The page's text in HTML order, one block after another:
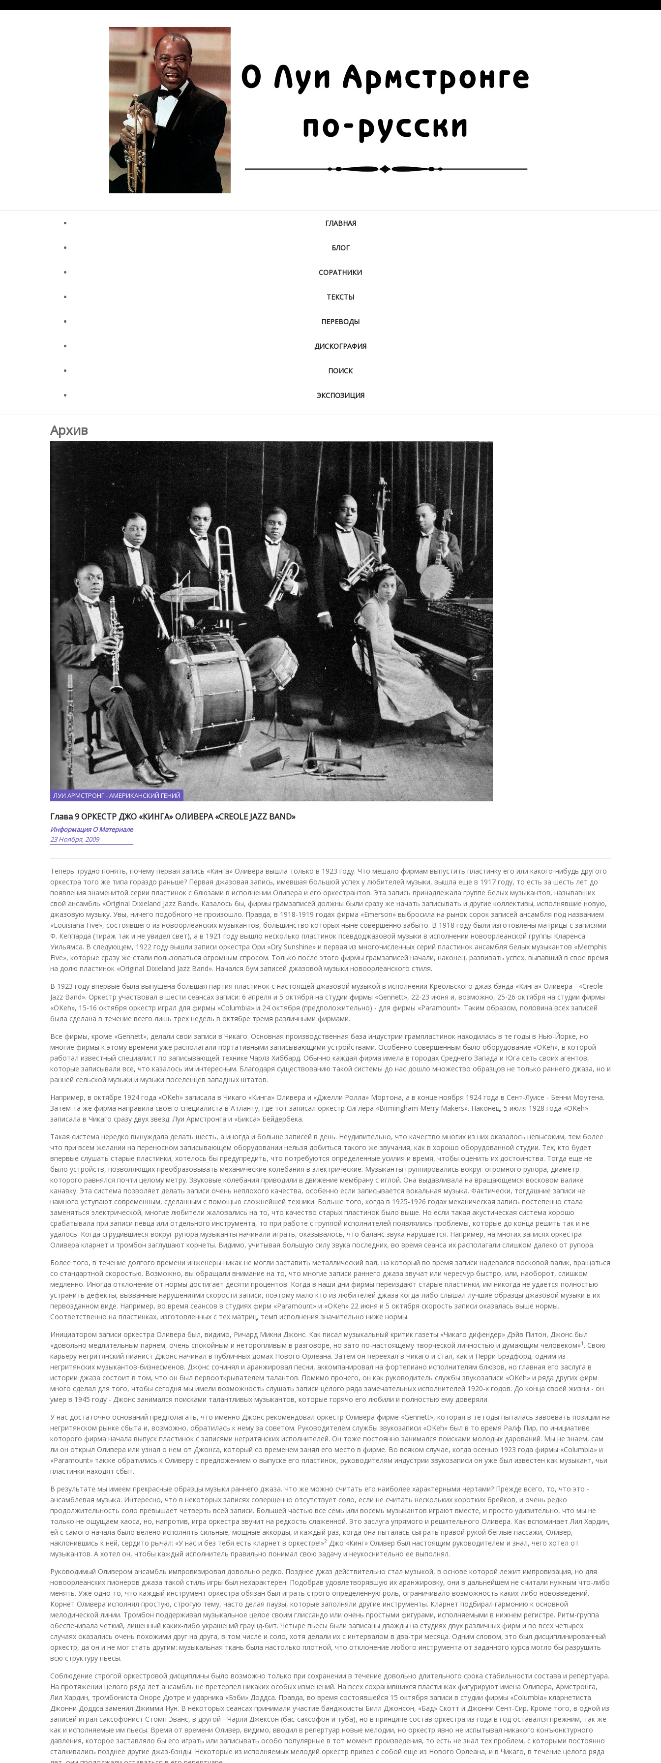
ГЛАВНАЯ
БЛОГ
СОРАТНИКИ
ТЕКСТЫ
ПЕРЕВОДЫ
ДИСКОГРАФИЯ
ПОИСК
ЭКСПОЗИЦИЯ
Архив
ЛУИ АРМСТРОНГ - АМЕРИКАНСКИЙ ГЕНИЙ
Глава 9 ОРКЕСТР ДЖО «КИНГА» ОЛИВЕРА «CREOLE JAZZ BAND»
Информация О Материале
23 Ноября, 2009
Теперь трудно понять, почему первая запись «Кинга» Оливера вышла только в 1923 году. Что мешало фирмам выпустить пластинку его или какого-нибудь другого
оркестра того же типа гораздо раньше? Первая джазовая запись, имевшая большой успех у любителей музыки, вышла еще в 1917 году, то есть за шесть лет до
появления знаменитой серии пластинок с блюзами в исполнении Оливера и его оркестрантов. Эта запись принадлежала группе белых музыкантов, называвших
свой ансамбль «Original Dixieland Jazz Band». Казалось бы, фирмы грамзаписей должны были сразу же начать записывать и другие коллективы, исполнявшие новую,
джазовую музыку. Увы, ничего подобного не произошло. Правда, в 1918-1919 годах фирма «Emerson» выбросила на рынок сорок записей ансамбля под названием
«Louisiana Five», состоявшего из новоорлеанских музыкантов, большинство которых ныне совершенно забыто. В 1918 году были изготовлены матрицы с записями
Ф. Кеппарда (тираж так и не увидел свет), а в 1921 году вышло несколько пластинок псевдоджазовой музыки в исполнении новоорлеанской группы Кларенса
Уильямса. В следующем, 1922 году вышли записи оркестра Ори «Ory Sunshine» и первая из многочисленных серий пластинок ансамбля белых музыкантов «Memphis
Five», которые сразу же стали пользоваться огромным спросом. Только после этого фирмы грамзаписей начали, наконец, развивать успех, выпавший в свое время
на долю пластинок «Original Dixieland Jazz Band». Начался бум записей джазовой музыки новоорлеанского стиля.
В 1923 году впервые была выпущена большая партия пластинок с настоящей джазовой музыкой в исполнении Креольского джаз-бэнда «Кинга» Оливера - «Creole
Jazz Band». Оркестр участвовал в шести сеансах записи: 6 апреля и 5 октября на студии фирмы «Gennett», 22-23 июня и, возможно, 25-26 октября на студии фирмы
«OKeh», 15-16 октября оркестр играл для фирмы «Columbia» и 24 октября (предположительно) - для фирмы «Paramount». Таким образом, половина всех записей
была сделана в течение всего лишь трех недель в октябре тремя различными фирмами.
Все фирмы, кроме «Gennett», делали свои записи в Чикаго. Основная производственная база индустрии грампластинок находилась в те годы в Нью-Йорке, но
многие фирмы к этому времени уже располагали портативными записывающими устройствами. Особенно совершенным было оборудование «OKeh», в которой
работал известный специалист по записывающей технике Чарлз Хиббард. Обычно каждая фирма имела в городах Среднего Запада и Юга сеть своих агентов,
которые записывали все, что казалось им интересным. Благодаря существованию такой системы до нас дошло множество образцов не только раннего джаза, но и
ранней сельской музыки и музыки поселенцев западных штатов.
Например, в октябре 1924 года «OKeh» записала в Чикаго «Кинга» Оливера и «Джелли Ролла» Мортона, а в конце ноября 1924 года в Сент-Луисе - Бенни Моутена.
Затем та же фирма направила своего специалиста в Атланту, где тот записал оркестр Сиглера «Birmingham Merry Makers». Наконец, 5 июля 1928 года «OKeh»
записала в Чикаго сразу двух звезд: Луи Армстронга и «Бикса» Бейдербека.
Такая система нередко вынуждала делать шесть, а иногда и больше записей в день. Неудивительно, что качество многих из них оказалось невысоким, тем более
что при всем желании на переносном записывающем оборудовании нельзя добиться такого же звучания, как в хорошо оборудованной студии. Тех, кто будет
впервые слушать старые пластинки, хотелось бы предупредить, что потребуются определенные усилия и время, чтобы оценить их достоинства. Тогда еще не
было устройств, позволяющих преобразовывать механические колебания в электрические. Музыканты группировались вокруг огромного рупора, диаметр
которого равнялся почти целому метру. Звуковые колебания приводили в движение мембрану с иглой. Она выдавливала на вращающемся восковом валике
канавку. Эта система позволяет делать записи очень неплохого качества, особенно если записывается вокальная музыка. Фактически, тогдашние записи не
намного уступают современным, сделанным с помощью сложнейшей техники. Больше того, когда в 1925-1926 годах механическая запись постепенно стала
заменяться электрической, многие любители жаловались на то, что качество старых пластинок было выше. Но если такая акустическая система хорошо
срабатывала при записи певца или отдельного инструмента, то при работе с группой исполнителей появлялись проблемы, которые до конца решить так и не
удалось. Когда сгрудившиеся вокруг рупора музыканты начинали играть, оказывалось, что баланс звука нарушается. Например, на многих записях оркестра
Оливера кларнет и тромбон заглушают корнеты. Видимо, учитывая большую силу звука последних, во время сеанса их располагали слишком далеко от рупора.
Более того, в течение долгого времени инженеры никак не могли заставить металлический вал, на который во время записи надевался восковой валик, вращаться
со стандартной скоростью. Возможно, вы обращали внимание на то, что многие записи раннего джаза звучат или чересчур быстро, или, наоборот, слишком
медленно. Иногда отклонение от нормы достигает десяти процентов. Когда в наши дни фирмы переиздают старые пластинки, им никогда не удается полностью
устранить дефекты, вызванные нарушениями скорости записи, поэтому мало кто из любителей джаза когда-либо слышал лучшие образцы джазовой музыки в их
первозданном виде. Например, во время сеансов в студиях фирм «Paramount» и «OKeh» 22 июня и 5 октября скорость записи оказалась выше нормы.
Соответственно на пластинках, изготовленных с тех матриц, темп исполнения значительно ниже нормы.
Инициатором записи оркестра Оливера был, видимо, Ричард Микни Джонс. Как писал музыкальный критик газеты «Чикаго дифендер» Дэйв Питон, Джонс был
«довольно медлительным парнем, очень спокойным и неторопливым в разговоре, но зато по-настоящему творческой личностью и думающим человеком»1 . Свою
карьеру негритянский пианист Джонс начинал в публичных домах Нового Орлеана. Затем он переехал в Чикаго и стал, как и Перри Брэдфорд, одним из
негритянских музыкантов-бизнесменов. Джонс сочинял и аранжировал песни, аккомпанировал на фортепиано исполнителям блюзов, но главная его заслуга в
истории джаза состоит в том, что он был первооткрывателем талантов. Помимо прочего, он как руководитель службы звукозаписи «OKeh» и ряда других фирм
много сделал для того, чтобы сегодня мы имели возможность слушать записи целого ряда замечательных исполнителей 1920-х годов. До конца своей жизни - он
умер в 1945 году - Джонс занимался поисками талантливых музыкантов, которые горячо его любили и полностью ему доверяли.
У нас достаточно оснований предполагать, что именно Джонс рекомендовал оркестр Оливера фирме «Gennett», которая в те годы пыталась завоевать позиции на
негритянском рынке сбыта и, возможно, обратилась к нему за советом. Руководителем службы звукозаписи «OKeh» был в то время Ралф Пир, по инициативе
которого фирма начала выпуск пластинок с записями негритянских исполнителей. Он тоже постоянно занимался поисками молодых дарований. Мы не знаем, сам
ли он открыл Оливера или узнал о нем от Джонса, который со временем занял его место в фирме. Во всяком случае, когда осенью 1923 года фирмы «Columbia» и
«Paramount» также обратились к Оливеру с предложением о выпуске его пластинок, руководителям индустрии звукозаписи он уже был известен как музыкант, чьи
пластинки находят сбыт.
В результате мы имеем прекрасные образцы музыки раннего джаза. Что же можно считать его наиболее характерными чертами? Прежде всего, то, что это -
ансамблевая музыка. Интересно, что в некоторых записях совершенно отсутствует соло, если не считать нескольких коротких брейков, и очень редко
продолжительность соло превышает четверть всей записи. Большей частью все семь или восемь музыкантов играют вместе, и просто удивительно, что мы не
только не ощущаем хаоса, но, напротив, игра оркестра звучит на редкость слаженной. Это заслуга упрямого и решительного Оливера. Как вспоминает Лил Хардин,
ей с самого начала было велено исполнять сильные, мощные аккорды, и каждый раз, когда она пыталась сыграть правой рукой беглые пассажи, Оливер,
наклонившись к ней, сердито рычал: «У нас и без тебя есть кларнет в оркестре!»2 Джо «Кинг» Оливер был настоящим руководителем и знал, чего хотел от
музыкантов. А хотел он, чтобы каждый исполнитель правильно понимал свою задачу и неукоснительно ее выполнял.
Руководимый Оливером ансамбль импровизировал довольно редко. Позднее джаз действительно стал музыкой, в основе которой лежит импровизация, но для
новоорлеанских пионеров джаза такой стиль игры был нехарактерен. Подобрав удовлетворявшую их аранжировку, они в дальнейшем не считали нужным что-либо
менять. Уже одно то, что каждый инструмент оркестра обязан был играть строго определенную роль, ограничивало возможность каких-либо нововведений.
Корнет Оливера исполнял простую, строгую тему, часто делая паузы, которые заполняли другие инструменты. Кларнет подбирал гармонию к основной
мелодической линии. Тромбон поддерживал музыкальное целое своим глиссандо или очень простыми фигурами, исполняемыми в нижнем регистре. Ритм-группа
обеспечивала четкий, лишенный каких-либо украшений граунд-бит. Четыре пьесы были записаны дважды на студиях двух различных фирм и во всех четырех
случаях оказались очень похожими друг на друга, в том числе и соло, хотя делали их с интервалом в два-три месяца. Одним словом, это был дисциплинированный
оркестр, да он и не мог стать другим: музыкальная ткань была настолько плотной, что отклонение любого инструмента от заданного курса могло бы разрушить
всю структуру пьесы.
Соблюдение строгой оркестровой дисциплины было возможно только при сохранении в течение довольно длительного срока стабильности состава и репертуара.
На протяжении целого ряда лет ансамбль не претерпел никаких особых изменений. На всех сохранившихся пластинках фигурируют имена Оливера, Армстронга,
Лил Хардин, тромбониста Оноре Дютре и ударника «Бэби» Доддса. Правда, во время состоявшейся 15 октября записи в студии фирмы «Columbia» кларнетиста
Джонни Доддса заменил Джимми Нун. В некоторых сеансах принимали участие банджоисты Билл Джонсон, «Бад» Скотт и Джонни Сент-Сир. Кроме того, в одной из
записей играл саксофонист Стомп Эванс, в другой - Чарли Джексон (бас-саксофон и туба), но в принципе состав оркестра из года в год оставался прежним, так же
как и исполняемые им пьесы. Время от времени Оливер, видимо, вводил в репертуар новые мелодии, но оркестр явно не испытывал никакого конъюнктурного
давления, которое заставляло бы его играть или записывать особо популярные в тот момент произведения, то есть не знал тех проблем, с которыми постоянно
сталкивались позднее другие джаз-бэнды. Некоторые из исполняемых мелодий оркестр привез с собой еще из Нового Орлеана, и в Чикаго, в течение целого ряда